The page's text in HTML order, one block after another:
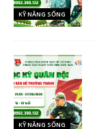
KỸ NĂNG SỐNG
KỸ NĂNG SỐNG